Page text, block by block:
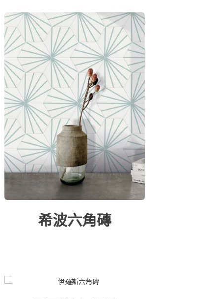
希波六角磚